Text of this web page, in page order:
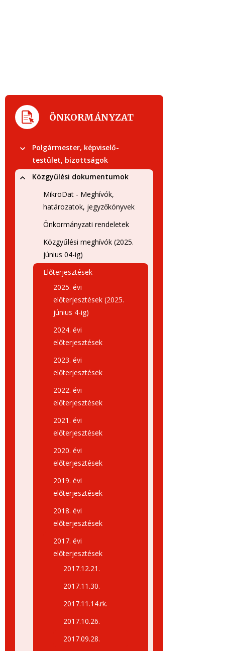
ÖNKORMÁNYZAT
Polgármester, képviselő-
testület, bizottságok
Közgyűlési dokumentumok
MikroDat - Meghívók,
határozatok, jegyzőkönyvek
Önkormányzati rendeletek
Közgyűlési meghívók (2025.
június 04-ig)
Előterjesztések
2025. évi
előterjesztések (2025.
június 4-ig)
2024. évi
előterjesztések
2023. évi
előterjesztések
2022. évi
előterjesztések
2021. évi
előterjesztések
2020. évi
előterjesztések
2019. évi
előterjesztések
2018. évi
előterjesztések
2017. évi
előterjesztések
2017.12.21.
2017.11.30.
2017.11.14.rk.
2017.10.26.
2017.09.28.